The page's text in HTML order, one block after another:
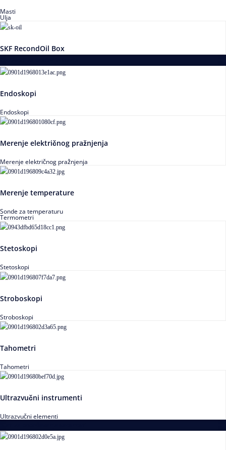
Masti
Ulja
SKF RecondOil Box
Endoskopi
Endoskopi
Merenje električnog pražnjenja
Merenje električnog pražnjenja
Merenje temperature
Sonde za temperaturu
Termometri
Stetoskopi
Stetoskopi
Stroboskopi
Stroboskopi
Tahometri
Tahometri
Ultrazvučni instrumenti
Ultrazvučni elementi